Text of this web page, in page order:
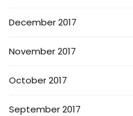
December 2017
November 2017
October 2017
September 2017